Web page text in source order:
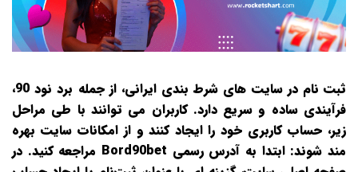
ثبت‌ نام در سایت‌ های شرط‌ بندی ایرانی، از جمله برد نود 90،
فرآیندی ساده و سریع دارد. کاربران می‌ توانند با طی مراحل
زیر، حساب کاربری خود را ایجاد کنند و از امکانات سایت بهره‌
مند شوند: ابتدا به آدرس رسمی Bord90bet مراجعه کنید. در